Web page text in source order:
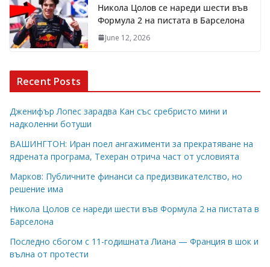
Никола Цолов се нареди шести във
Формула 2 на пистата в Барселона
June 12, 2026
Recent Posts
Дженифър Лопес зарадва Кан със сребристо мини и
надколенни ботуши
ВАШИНГТОН: Иран поел ангажименти за прекратяване на
ядрената програма, Техеран отрича част от условията
Марков: Публичните финанси са предизвикателство, но
решение има
Никола Цолов се нареди шести във Формула 2 на пистата в
Барселона
Последно сбогом с 11-годишната Лиана — Франция в шок и
вълна от протести